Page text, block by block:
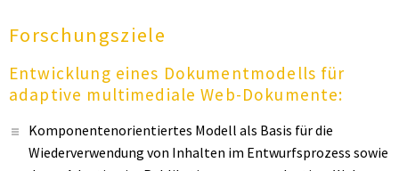
Forschungsziele
Entwicklung eines Dokumentmodells für
adaptive multimediale Web-Dokumente:
Komponentenorientiertes Modell als Basis für die
Wiederverwendung von Inhalten im Entwurfsprozess sowie